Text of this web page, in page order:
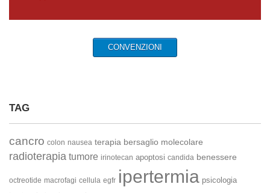
CONVENZIONI
TAG
cancro colon nausea terapia bersaglio molecolare
radioterapia tumore irinotecan apoptosi candida benessere
octreotide macrofagi cellula egfr ipertermia psicologia